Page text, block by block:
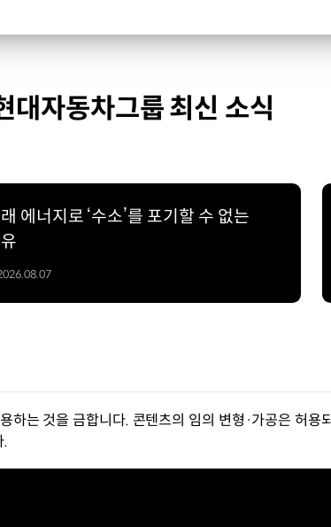
대자동차그룹 최신 소식
에너지로 ‘수소’를 포기할 수 없는
하는 것을 금합니다. 콘텐츠의 임의 변형·가공은 허
.